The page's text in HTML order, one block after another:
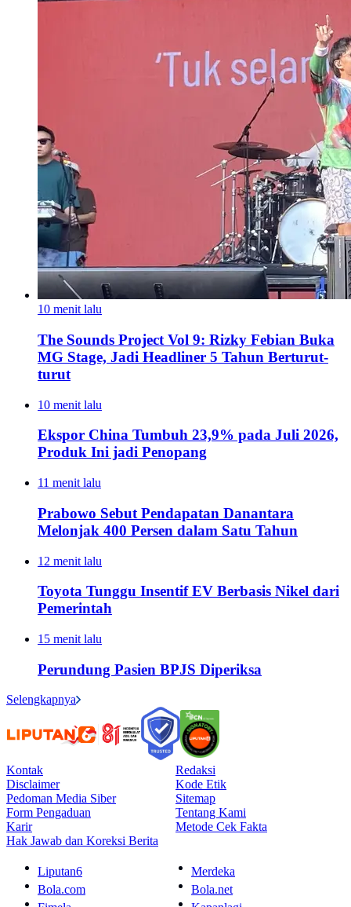
10 menit lalu
The Sounds Project Vol 9: Rizky Febian Buka
MG Stage, Jadi Headliner 5 Tahun Berturut-
turut
10 menit lalu
Ekspor China Tumbuh 23,9% pada Juli 2026,
Produk Ini jadi Penopang
11 menit lalu
Prabowo Sebut Pendapatan Danantara
Melonjak 400 Persen dalam Satu Tahun
12 menit lalu
Toyota Tunggu Insentif EV Berbasis Nikel dari
Pemerintah
15 menit lalu
Perundung Pasien BPJS Diperiksa
Selengkapnya
Kontak
Redaksi
Disclaimer
Kode Etik
Pedoman Media Siber
Sitemap
Form Pengaduan
Tentang Kami
Karir
Metode Cek Fakta
Hak Jawab dan Koreksi Berita
Liputan6
Merdeka
Bola.com
Bola.net